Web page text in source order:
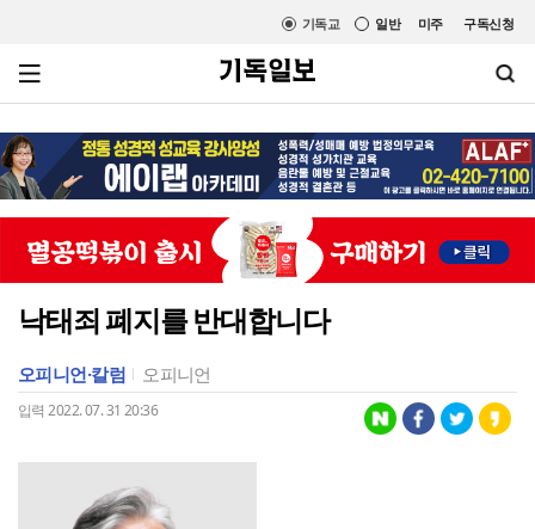
미주 구독신청
일반
기독교
낙태죄 폐지를 반대합니다
오피니언·칼럼 오피니언
입력 2022. 07. 31 20:36